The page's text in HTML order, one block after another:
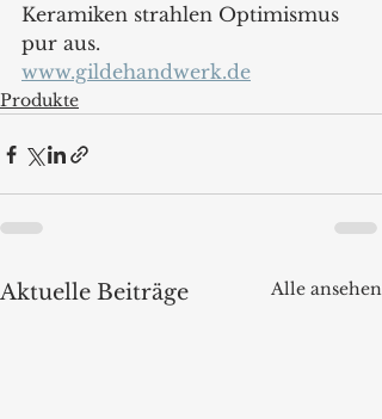
Keramiken strahlen Optimismus
pur aus.
www.gildehandwerk.de
Produkte
Aktuelle Beiträge Alle ansehen